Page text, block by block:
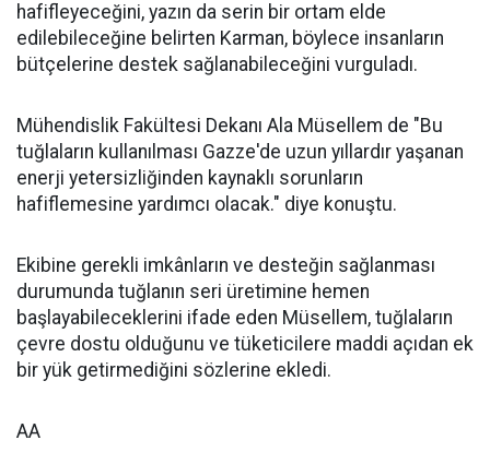
hafifleyeceğini, yazın da serin bir ortam elde
edilebileceğine belirten Karman, böylece insanların
bütçelerine destek sağlanabileceğini vurguladı.
Mühendislik Fakültesi Dekanı Ala Müsellem de "Bu
tuğlaların kullanılması Gazze'de uzun yıllardır yaşanan
enerji yetersizliğinden kaynaklı sorunların
hafiflemesine yardımcı olacak." diye konuştu.
Ekibine gerekli imkânların ve desteğin sağlanması
durumunda tuğlanın seri üretimine hemen
başlayabileceklerini ifade eden Müsellem, tuğlaların
çevre dostu olduğunu ve tüketicilere maddi açıdan ek
bir yük getirmediğini sözlerine ekledi.
AA